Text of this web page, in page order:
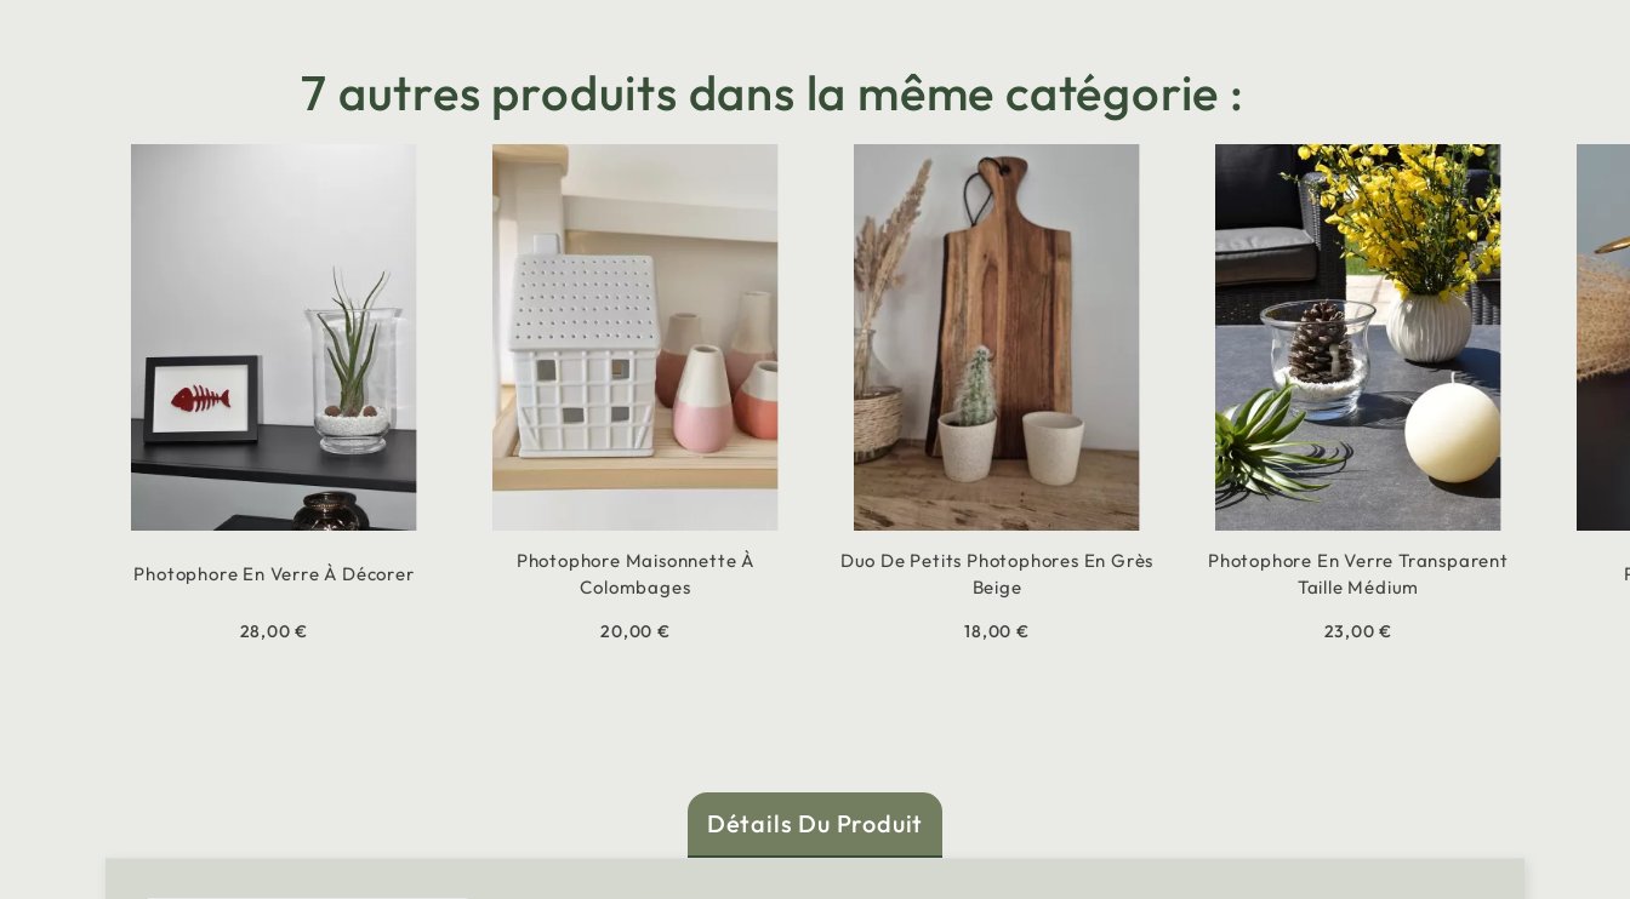
7 autres produits dans la même catégorie :
Photophore En Verre À Décorer
28,00 €
Photophore Maisonnette À
Colombages
20,00 €
Duo De Petits Photophores En Grès
Beige
18,00 €
Photophore En Verre Transparent
Taille Médium
23,00 €
Détails Du Produit